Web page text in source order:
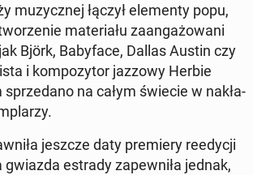
mu­zycz­nej łączył ele­men­ty popu,
ma­te­ria­łu za­an­ga­żo­wa­ni
Björk, Ba­by­fa­ce, Dallas Austin czy
i kom­po­zy­tor jazzowy Herbie
na całym świecie w na­kła­
jeszcze daty pre­mie­ry re­edy­cji
gwiazda estrady za­pew­ni­ła jednak,